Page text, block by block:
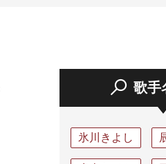
歌手
氷川きよし